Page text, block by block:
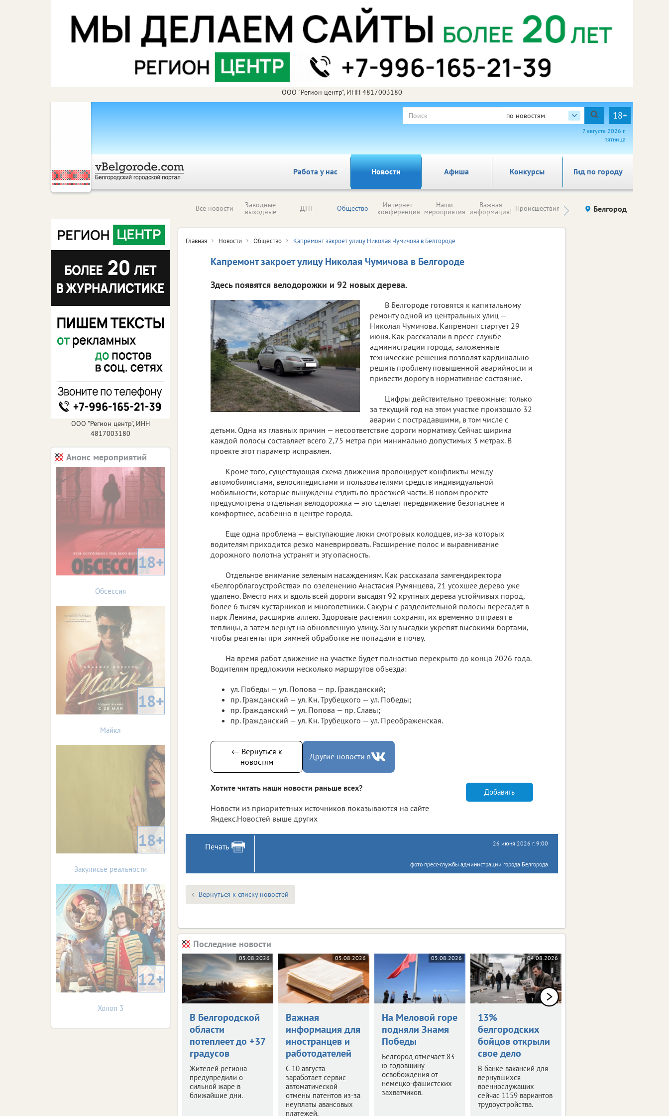
ООО "Регион центр", ИНН 4817003180
по новостям 18+
7 августа 2026 г.
пятница
Работа у нас Новости Афиша Гид по городу
Конкурсы
Все новости Заводные
выходные ДТП Общество Интернет-
конференция
Наши
мероприятия
Важная
информация! Происшествия Здоровье компаний (на
правах
Белгород
Главная Новости Общество Капремонт закроет улицу Николая Чумичова в Белгороде
Капремонт закроет улицу Николая Чумичова в Белгороде
Здесь появятся велодорожки и 92 новых дерева.
В Белгороде готовятся к капитальному
ремонту одной из центральных улиц —
Николая Чумичова. Капремонт стартует 29
июня. Как рассказали в пресс-службе
администрации города, заложенные
технические решения позволят кардинально
решить проблему повышенной аварийности и
привести дорогу в нормативное состояние.
Цифры действительно тревожные: только
за текущий год на этом участке произошло 32
аварии с пострадавшими, в том числе с
детьми. Одна из главных причин — несоответствие дороги нормативу. Сейчас ширина
каждой полосы составляет всего 2,75 метра при минимально допустимых 3 метрах. В
проекте этот параметр исправлен.
Кроме того, существующая схема движения провоцирует конфликты между
автомобилистами, велосипедистами и пользователями средств индивидуальной
мобильности, которые вынуждены ездить по проезжей части. В новом проекте
предусмотрена отдельная велодорожка — это сделает передвижение безопаснее и
комфортнее, особенно в центре города.
Еще одна проблема — выступающие люки смотровых колодцев, из-за которых
водителям приходится резко маневрировать. Расширение полос и выравнивание
дорожного полотна устранят и эту опасность.
Отдельное внимание зеленым насаждениям. Как рассказала замгендиректора
«Белгорблагоустройства» по озеленению Анастасия Румянцева, 21 усохшее дерево уже
удалено. Вместо них и вдоль всей дороги высадят 92 крупных дерева устойчивых пород,
более 6 тысяч кустарников и многолетники. Сакуры с разделительной полосы пересадят в
парк Ленина, расширив аллею. Здоровые растения сохранят, их временно отправят в
теплицы, а затем вернут на обновленную улицу. Зону высадки укрепят высокими бортами,
чтобы реагенты при зимней обработке не попадали в почву.
На время работ движение на участке будет полностью перекрыто до конца 2026 года.
Водителям предложили несколько маршрутов объезда:
ул. Победы — ул. Попова — пр. Гражданский;
пр. Гражданский — ул. Кн. Трубецкого — ул. Победы;
пр. Гражданский — ул. Попова — пр. Славы;
пр. Гражданский — ул. Кн. Трубецкого — ул. Преображенская.
← Вернуться к
новостям
Другие новости в
Хотите читать наши новости раньше всех?
Новости из приоритетных источников показываются на сайте
Яндекс.Новостей выше других
Добавить
Печать 26 июня 2026 г. 9:00
фото пресс-службы администрации города Белгорода
Вернуться к списку новостей
Последние новости
05.08.2026
В Белгородской
области
потеплеет до +37
градусов
Жителей региона
предупредили о
сильной жаре в
ближайшие дни.
05.08.2026
Важная
информация для
иностранцев и
работодателей
С 10 августа
заработает сервис
автоматической
отмены патентов из-за
неуплаты авансовых
платежей.
05.08.2026
На Меловой горе
подняли Знамя
Победы
Белгород отмечает 83-
ю годовщину
освобождения от
немецко-фашистских
захватчиков.
04.08.2026
13%
белгородских
бойцов открыли
свое дело
В банке вакансий для
вернувшихся
военнослужащих
сейчас 1159 вариантов
трудоустройства.
ООО "Регион центр", ИНН
4817003180
Анонс мероприятий
18+
Обсессия
18+
Майкл
18+
Закулисье реальности
12+
Холоп 3